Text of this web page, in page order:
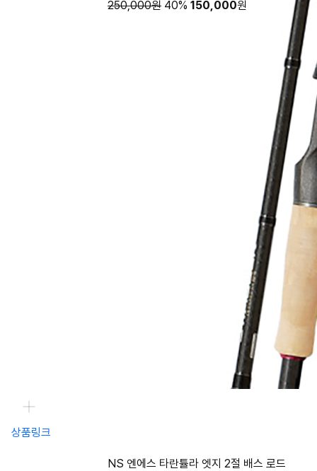
250,000원 40% 150,000원
상품링크
NS 엔에스 타란튤라 엣지 2절 배스 로드